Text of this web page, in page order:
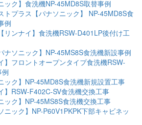
ック】食洗機NP-45MD8S取替事例
トプラス【パナソニック】 NP-45MD8S食
例
リンナイ】食洗機RSW-D401LP後付け工
ナソニック】NP-45MS8S食洗機新設事例
】フロントオープンタイプ食洗機RSW-
ック】NP-45MD8S食洗機新規設置工事
】RSW-F402C-SV食洗機交換工事
ック】NP-45MS8S食洗機交換工事
ニック】NP-P60V1PKPK下部キャビネッ